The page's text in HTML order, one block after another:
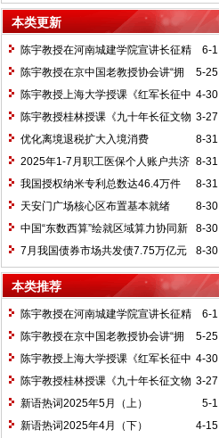
本类更新
6-1
陈宇教授在河南城建学院宣讲长征精
神及红25军长征史
5-25
陈宇教授在京中国老教授协会讲“拥
抱中华新文明”
4-30
陈宇教授上海大学授课《红军长征中
的黄埔师生》
3-27
陈宇教授桂林授课《九十年长征文物
鉴赏》
8-31
优化离境退税扩大入境消费
8-31
2025年1-7月职工医保个人账户共济
2.31亿人次 共济金额304.57亿元
8-31
我国授权纳米专利总数达46.4万件
8-30
天安门广场核心区布置基本就绪
8-30
中国“东数西算”绘就区域算力协同新
图景
8-30
7月我国债券市场共发债7.75万亿元
本类推荐
6-1
陈宇教授在河南城建学院宣讲长征精
神及红25军长征史
5-25
陈宇教授在京中国老教授协会讲“拥
抱中华新文明”
4-30
陈宇教授上海大学授课《红军长征中
的黄埔师生》
3-27
陈宇教授桂林授课《九十年长征文物
鉴赏》
5-1
新语热词2025年5月（上）
4-15
新语热词2025年4月（下）